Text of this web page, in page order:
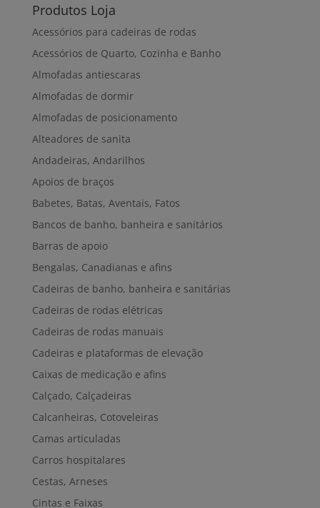
Produtos Loja
Acessórios para cadeiras de rodas
Acessórios de Quarto, Cozinha e Banho
Almofadas antiescaras
Almofadas de dormir
Almofadas de posicionamento
Alteadores de sanita
Andadeiras, Andarilhos
Apoios de braços
Babetes, Batas, Aventais, Fatos
Bancos de banho, banheira e sanitários
Barras de apoio
Bengalas, Canadianas e afins
Cadeiras de banho, banheira e sanitárias
Cadeiras de rodas elétricas
Cadeiras de rodas manuais
Cadeiras e plataformas de elevação
Caixas de medicação e afins
Calçado, Calçadeiras
Calcanheiras, Cotoveleiras
Camas articuladas
Carros hospitalares
Cestas, Arneses
Cintas e Faixas